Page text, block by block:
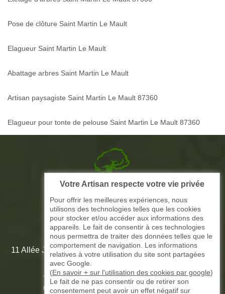
Pose de clôture Saint Martin Le Mault
Elagueur Saint Martin Le Mault
Abattage arbres Saint Martin Le Mault
Artisan paysagiste Saint Martin Le Mault 87360
Elagueur pour tonte de pelouse Saint Martin Le Mault 87360
Picque elagage 87
ARTISAN ELAGAGE ET PAYSAGISTE
11 Allée Jean-Marie Amédée Paroutaud 87000 Limoges -
87 Haute Vienne
05 33 06 15 58 - 07 51 61 73 31
Votre Artisan respecte votre vie privée
Pour offrir les meilleures expériences, nous
utilisons des technologies telles que les cookies
pour stocker et/ou accéder aux informations des
appareils. Le fait de consentir à ces technologies
nous permettra de traiter des données telles que le
comportement de navigation. Les informations
relatives à votre utilisation du site sont partagées
avec Google.
(En savoir + sur l'utilisation des cookies par google)
Le fait de ne pas consentir ou de retirer son
consentement peut avoir un effet négatif sur